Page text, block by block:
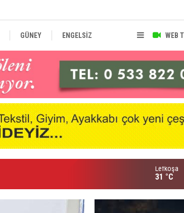
WEB
GÜNEY ENGELSİZ
Arsenal, Bruno Guimaraes transferini
Lefkoşa
31 °C